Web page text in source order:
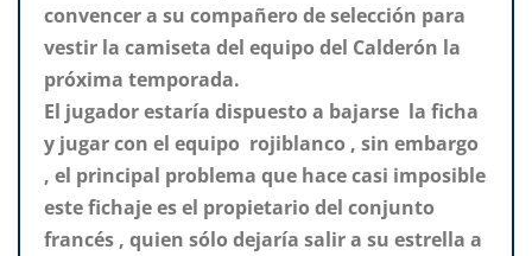
convencer a su compañero de selección para
vestir la camiseta del equipo del Calderón la
próxima temporada.
El jugador estaría dispuesto a bajarse la ficha
y jugar con el equipo rojiblanco , sin embargo
, el principal problema que hace casi imposible
este fichaje es el propietario del conjunto
francés , quien sólo dejaría salir a su estrella a